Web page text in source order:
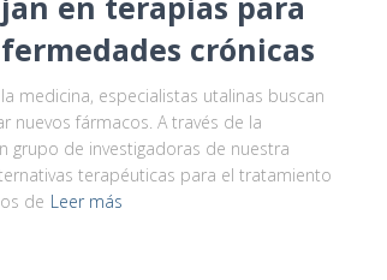
crónicas
medicina, especialistas utalinas buscan
nuevos fármacos. A través de la
grupo de investigadoras de nuestra
terapéuticas para el tratamiento
de Leer más